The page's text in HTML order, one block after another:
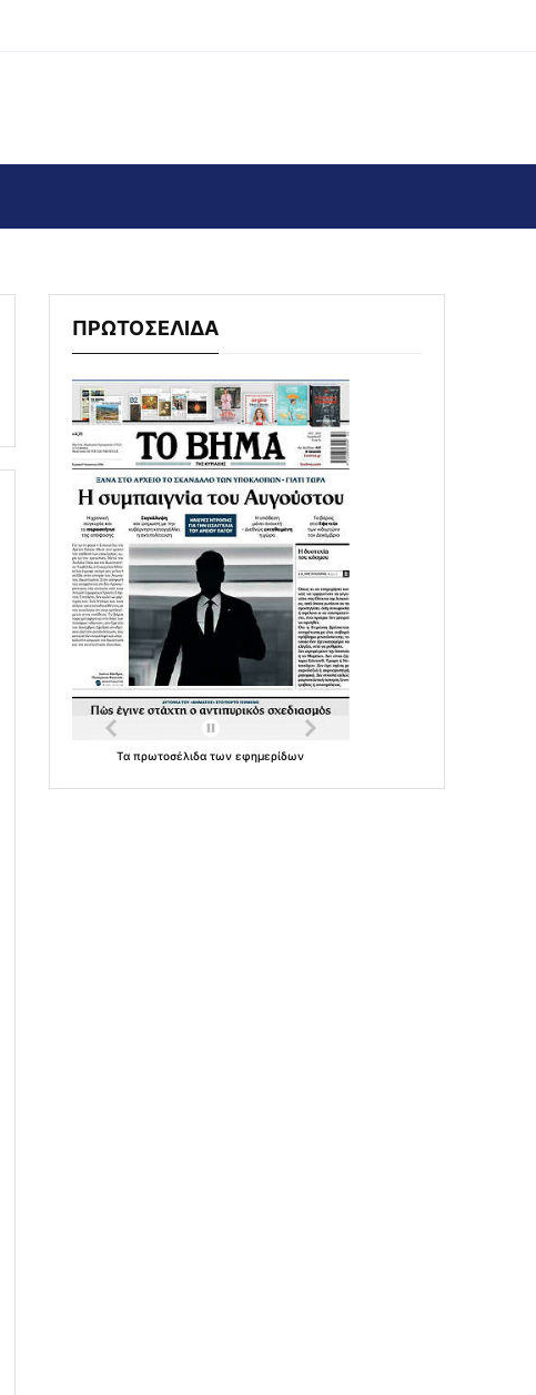
ΠΡΩΤΟΣΕΛΙΔΑ
Ταπρωτοσέλιδατωνεφημερίδων